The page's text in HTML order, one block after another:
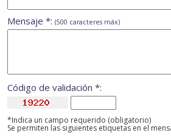
Mensaje *: (500 caracteres máx)
Código de validación *:
*Indica un campo requerido (obligatorio)
Se permiten las siguientes etiquetas en el